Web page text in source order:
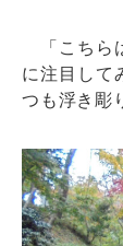
「こちら
に注目して
つも浮き彫